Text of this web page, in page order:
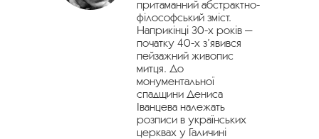
притаманний абстрактно-
філософський зміст.
Наприкінці 30-х років —
початку 40-х з’явився
пейзажний живопис
митця. До
монументальної
спадщини Дениса
Іванцева належать
розписи в українських
церквах у Галичині